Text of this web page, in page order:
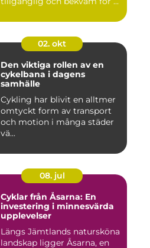
02. okt
Den viktiga rollen av en
cykelbana i dagens
samhälle
Cykling har blivit en alltmer
omtyckt form av transport
och motion i många städer
vä...
08. jul
Cyklar från Åsarna: En
investering i minnesvärda
upplevelser
Längs Jämtlands natursköna
landskap ligger Åsarna, en